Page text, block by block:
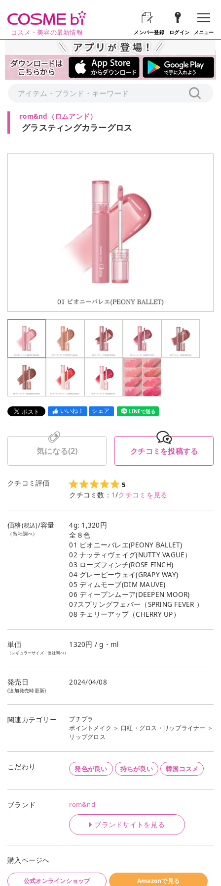
コスメ・美容の最新情報 メンバー登録 ログイン メニュー
rom&nd （ロムアンド）
グラスティングカラーグロス
いいね！ シェア LINEで送る
気になる(2) クチコミを投稿する
クチコミ評価 5
クチコミ数： 1/クチコミを見る
価格(税込)/容量
（当社調べ）
4g: 1,320円
全８色
01 ピオニーバレエ(PEONY BALLET)
02 ナッティヴェイグ(NUTTY VAGUE）
03 ローズフィンチ(ROSE FINCH)
04 グレーピーウェイ(GRAPY WAY)
05 ディムモーブ(DIM MAUVE)
06 ディープンムーア(DEEPEN MOOR)
07スプリングフェバー（SPRING FEVER ）
08 チェリーアップ（CHERRY UP）
単価
（レギュラーサイズ・当社調べ）
1320円 / g・ml
発売日
(追加発売時更新)
2024/04/08
関連カテゴリー
プチプラ
ポイントメイク ＞ 口紅・グロス・リップライナー ＞
リップグロス
こだわり 発色が良い 持ちが良い 韓国コスメ
ブランド rom&nd
ブランドサイトを見る
購入ページへ
公式オンラインショップ Amazonで見る